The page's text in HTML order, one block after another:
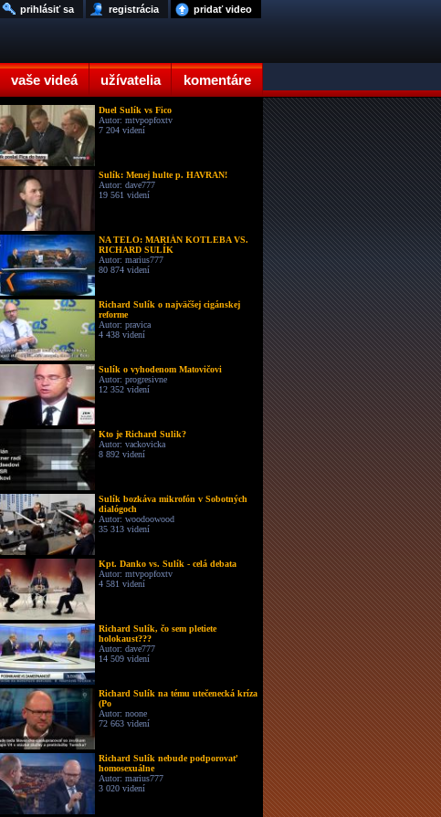
vaše videá užívatelia komentáre
pridať video
registrácia
prihlásiť sa
Duel Sulík vs Fico
Autor: mtvpopfoxtv
7 204 videní
Sulík: Menej hulte p. HAVRAN!
Autor: dave777
19 561 videní
NA TELO: MARIÁN KOTLEBA VS.
RICHARD SULÍK
Autor: marius777
80 874 videní
Richard Sulík o najväčšej cigánskej
reforme
Autor: pravica
4 438 videní
Sulík o vyhodenom Matovičovi
Autor: progresivne
12 352 videní
Kto je Richard Sulik?
Autor: vackovicka
8 892 videní
Sulík bozkáva mikrofón v Sobotných
dialógoch
Autor: woodoowood
35 313 videní
Kpt. Danko vs. Sulík - celá debata
Autor: mtvpopfoxtv
4 581 videní
Richard Sulík, čo sem pletiete
holokaust???
Autor: dave777
14 509 videní
Richard Sulík na tému utečenecká kríza
(Po
Autor: noone
72 663 videní
Richard Sulík nebude podporovať
homosexuálne
Autor: marius777
3 020 videní